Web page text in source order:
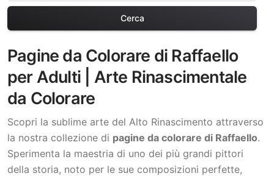
Cerca
Pagine da Colorare di Raffaello
per Adulti | Arte Rinascimentale
da Colorare
Scopri la sublime arte del Alto Rinascimento attraverso
la nostra collezione di pagine da colorare di Raffaello.
Sperimenta la maestria di uno dei più grandi pittori
della storia, noto per le sue composizioni perfette,